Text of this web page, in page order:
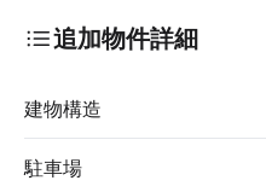
追加物件詳細
建物構造
駐車場